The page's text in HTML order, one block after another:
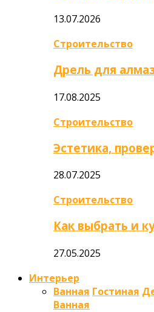
13.07.2026
Строительство
Дрель для
17.08.2025
Строительство
Эстетика,
28.07.2025
Строительство
Как выбрать и
27.05.2025
Интерьер
Ванная Гостиная
Ванная